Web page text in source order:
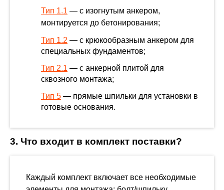
Тип 1.1 — с изогнутым анкером,
монтируется до бетонирования;
Тип 1.2 — с крюкообразным анкером для
специальных фундаментов;
Тип 2.1 — с анкерной плитой для
сквозного монтажа;
Тип 5 — прямые шпильки для установки в
готовые основания.
3. Что входит в комплект поставки?
Каждый комплект включает все необходимые